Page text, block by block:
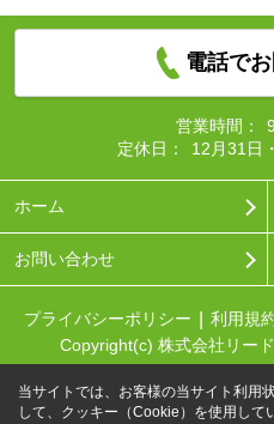
電話で
営業時間：
定休日：
12月31日
ホーム
お問い合わせ
プライバシーポリシー 利用規
Copyright(c) 株式会社リー
当サイトでは、お客様の当サイト利用
して、クッキー（Cookie）を使用して